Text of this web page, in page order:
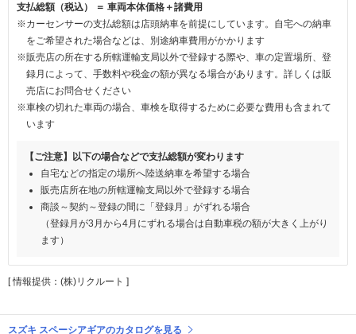
支払総額（税込） ＝ 車両本体価格＋諸費用
※カーセンサーの支払総額は店頭納車を前提にしています。自宅への納車
をご希望された場合などは、別途納車費用がかかります
※販売店の所在する所轄運輸支局以外で登録する際や、車の定置場所、登
録月によって、手数料や税金の額が異なる場合があります。詳しくは販
売店にお問合せください
※車検の切れた車両の場合、車検を取得するために必要な費用も含まれて
います
【ご注意】以下の場合などで支払総額が変わります
自宅などの指定の場所へ陸送納車を希望する場合
販売店所在地の所轄運輸支局以外で登録する場合
商談～契約～登録の間に「登録月」がずれる場合
（登録月が3月から4月にずれる場合は自動車税の額が大きく上がり
ます）
[ 情報提供：(株)リクルート ]
スズキ スペーシアギアのカタログを見る